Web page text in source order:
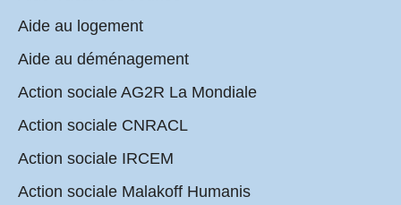
Aide au logement
Aide au déménagement
Action sociale AG2R La Mondiale
Action sociale CNRACL
Action sociale IRCEM
Action sociale Malakoff Humanis